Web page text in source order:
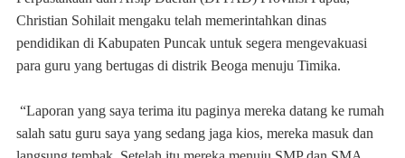
Christian Sohilait mengaku telah memerintahkan dinas
pendidikan di Kabupaten Puncak untuk segera mengevakuasi
para guru yang bertugas di distrik Beoga menuju Timika.
“Laporan yang saya terima itu paginya mereka datang ke rumah
salah satu guru saya yang sedang jaga kios, mereka masuk dan